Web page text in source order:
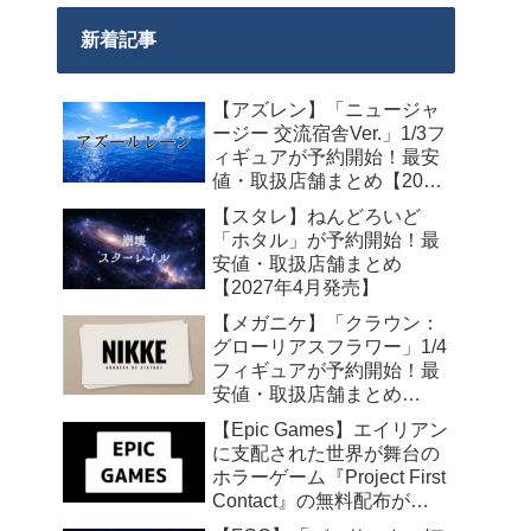
新着記事
【アズレン】「ニュージャ
ージー 交流宿舎Ver.」1/3フ
ィギュアが予約開始！最安
値・取扱店舗まとめ【2027
年2月発売】
【スタレ】ねんどろいど
「ホタル」が予約開始！最
安値・取扱店舗まとめ
【2027年4月発売】
【メガニケ】「クラウン：
グローリアスフラワー」1/4
フィギュアが予約開始！最
安値・取扱店舗まとめ
【2027年5月発売】
【Epic Games】エイリアン
に支配された世界が舞台の
ホラーゲーム『Project First
Contact』の無料配布が
2026年8月18日午前7時まで